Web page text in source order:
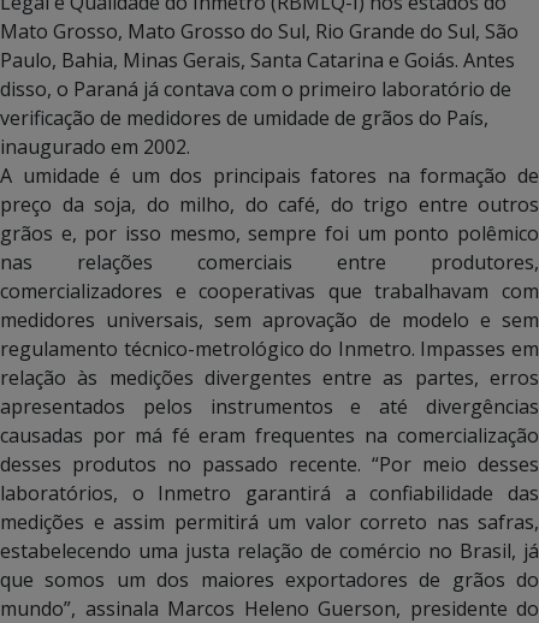
Mato Grosso, Mato Grosso do Sul, Rio Grande do Sul, São
Paulo, Bahia, Minas Gerais, Santa Catarina e Goiás. Antes
disso, o Paraná já contava com o primeiro laboratório de
verificação de medidores de umidade de grãos do País,
inaugurado em 2002.
A umidade é um dos principais fatores na formação de
preço da soja, do milho, do café, do trigo entre outros
grãos e, por isso mesmo, sempre foi um ponto polêmico
nas relações comerciais entre produtores,
comercializadores e cooperativas que trabalhavam com
medidores universais, sem aprovação de modelo e sem
regulamento técnico-metrológico do Inmetro. Impasses em
relação às medições divergentes entre as partes, erros
apresentados pelos instrumentos e até divergências
causadas por má fé eram frequentes na comercialização
desses produtos no passado recente. “Por meio desses
laboratórios, o Inmetro garantirá a confiabilidade das
medições e assim permitirá um valor correto nas safras,
estabelecendo uma justa relação de comércio no Brasil, já
que somos um dos maiores exportadores de grãos do
mundo”, assinala Marcos Heleno Guerson, presidente do